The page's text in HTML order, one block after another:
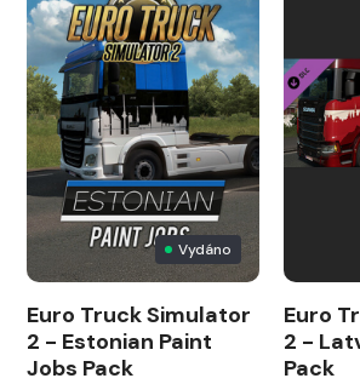
Vydáno
Euro Truck Simulator
2 - Estonian Paint
Jobs Pack
Euro
2 -
Pack